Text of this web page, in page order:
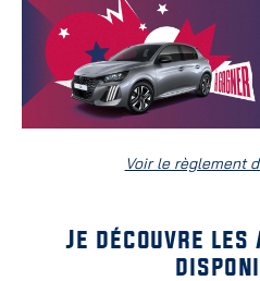
Voir le règlement
Je découvre